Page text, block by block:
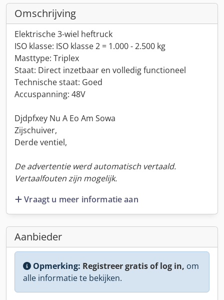
Omschrijving
Elektrische 3-wiel heftruck
ISO klasse: ISO klasse 2 = 1.000 - 2.500 kg
Masttype: Triplex
Staat: Direct inzetbaar en volledig functioneel
Technische staat: Goed
Accuspanning: 48V
Djdpfxey Nu A Eo Am Sowa
Zijschuiver,
Derde ventiel,
De advertentie werd automatisch vertaald.
Vertaalfouten zijn mogelijk.
Vraagt u meer informatie aan
Aanbieder
Opmerking: Registreer gratis of log in, om
alle informatie te bekijken.